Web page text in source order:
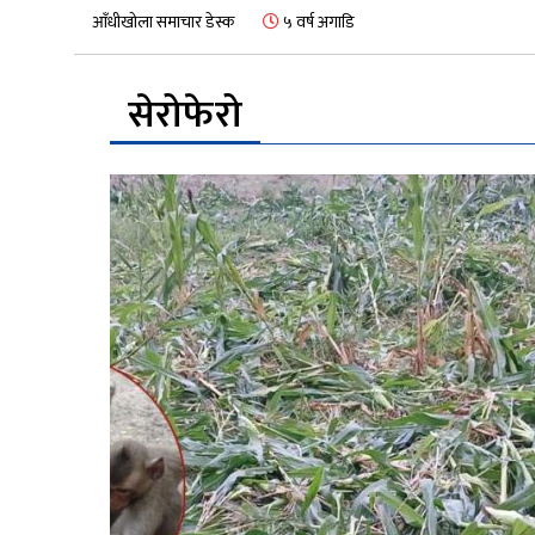
आँधीखोला समाचार डेस्क ५ वर्ष अगाडि
सेरोफेरो